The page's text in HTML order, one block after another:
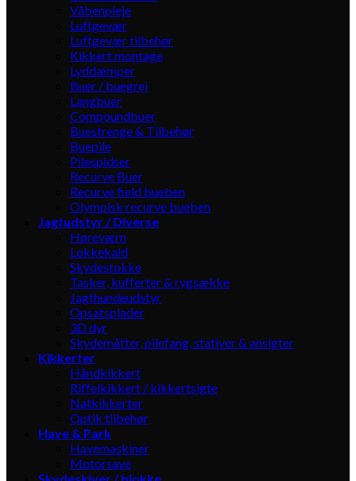
Våbenpleje
Luftgevær
Luftgevær tilbehør
Kikkert montage
Lyddæmper
Buer / buegrej
Langbuer
Compoundbuer
Buestrenge & Tilbehør
Buepile
Pilespidser
Recurve Buer
Recurve field bueben
Olympisk recurve bueben
Jagtudstyr / Diverse
Høreværn
Lokkekald
Skydestokke
Tasker, kufferter & rygsække
Jagthundeudstyr
Opsatsplader
3D dyr
Skydemåtter, pilefang, stativer & ansigter
Kikkerter
Håndkikkert
Riffelkikkert / kikkertsigte
Natkikkerter
Optik tilbehør
Have & Park
Havemaskiner
Motorsave